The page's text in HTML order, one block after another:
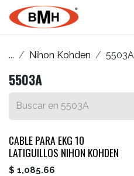
Ir al contenido
... Nihon Kohden 5503A
5503A
CABLE PARA EKG 10
LATIGUILLOS NIHON KOHDEN
$ 1,085.66